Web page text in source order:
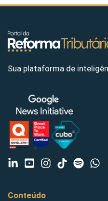
Sua plataforma de
Conteúdo